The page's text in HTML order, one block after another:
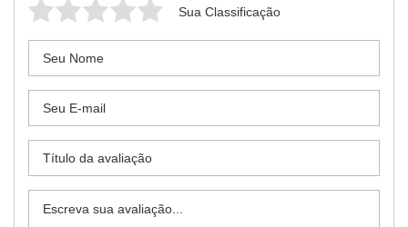
Sua Classificação